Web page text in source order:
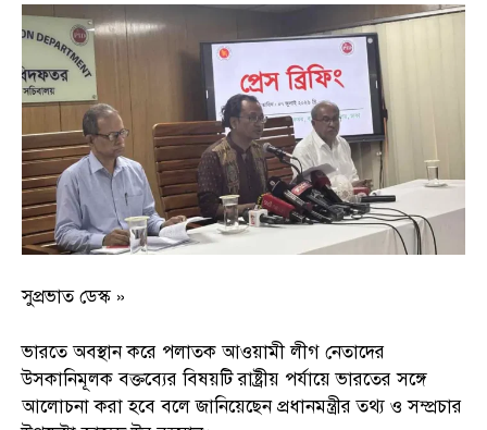
সুপ্রভাত ডেস্ক »
ভারতে অবস্থান করে পলাতক আওয়ামী লীগ নেতাদের
উসকানিমূলক বক্তব্যের বিষয়টি রাষ্ট্রীয় পর্যায়ে ভারতের সঙ্গে
আলোচনা করা হবে বলে জানিয়েছেন প্রধানমন্ত্রীর তথ্য ও সম্প্রচার